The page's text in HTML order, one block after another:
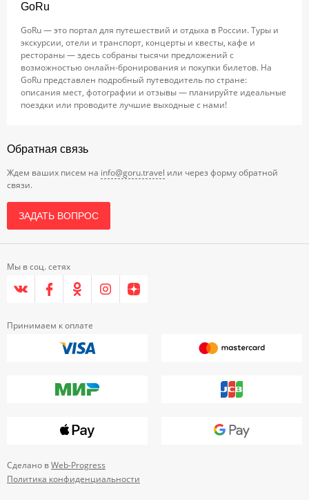
GoRu
GoRu — это портал для путешествий и отдыха в России. Туры и
экскурсии, отели и транспорт, концерты и квесты, кафе и
рестораны — здесь собраны тысячи предложений с
возможностью онлайн-бронирования и покупки билетов. На
GoRu представлен подробный путеводитель по стране:
описания мест, фотографии и отзывы — планируйте идеальные
поездки или проводите лучшие выходные с нами!
Обратная связь
Ждем ваших писем на info@goru.travel или через форму обратной
связи.
ЗАДАТЬ ВОПРОС
Мы в соц. сетях
Принимаем к оплате
Сделано вWeb-Progress
Политика конфиденциальности